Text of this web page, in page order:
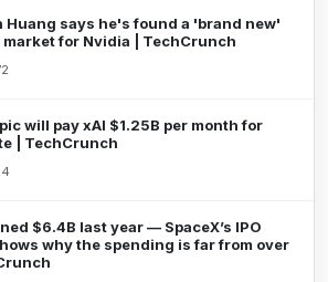
Huang says he's found a 'brand new'
for Nvidia | TechCrunch
will pay xAI $1.25B per month for
| TechCrunch
$6.4B last year — SpaceX’s IPO
why the spending is far from over